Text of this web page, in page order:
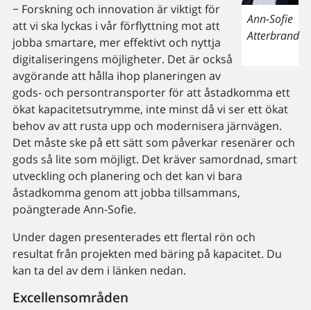
Ann-Sofie
Atterbrand
− Forskning och innovation är viktigt för
att vi ska lyckas i vår förflyttning mot att
jobba smartare, mer effektivt och nyttja
digitaliseringens möjligheter. Det är också
avgörande att hålla ihop planeringen av
gods- och persontransporter för att åstadkomma ett
ökat kapacitetsutrymme, inte minst då vi ser ett ökat
behov av att rusta upp och modernisera järnvägen.
Det måste ske på ett sätt som påverkar resenärer och
gods så lite som möjligt. Det kräver samordnad, smart
utveckling och planering och det kan vi bara
åstadkomma genom att jobba tillsammans,
poängterade Ann-Sofie.
Under dagen presenterades ett flertal rön och
resultat från projekten med bäring på kapacitet. Du
kan ta del av dem i länken nedan.
Excellensområden